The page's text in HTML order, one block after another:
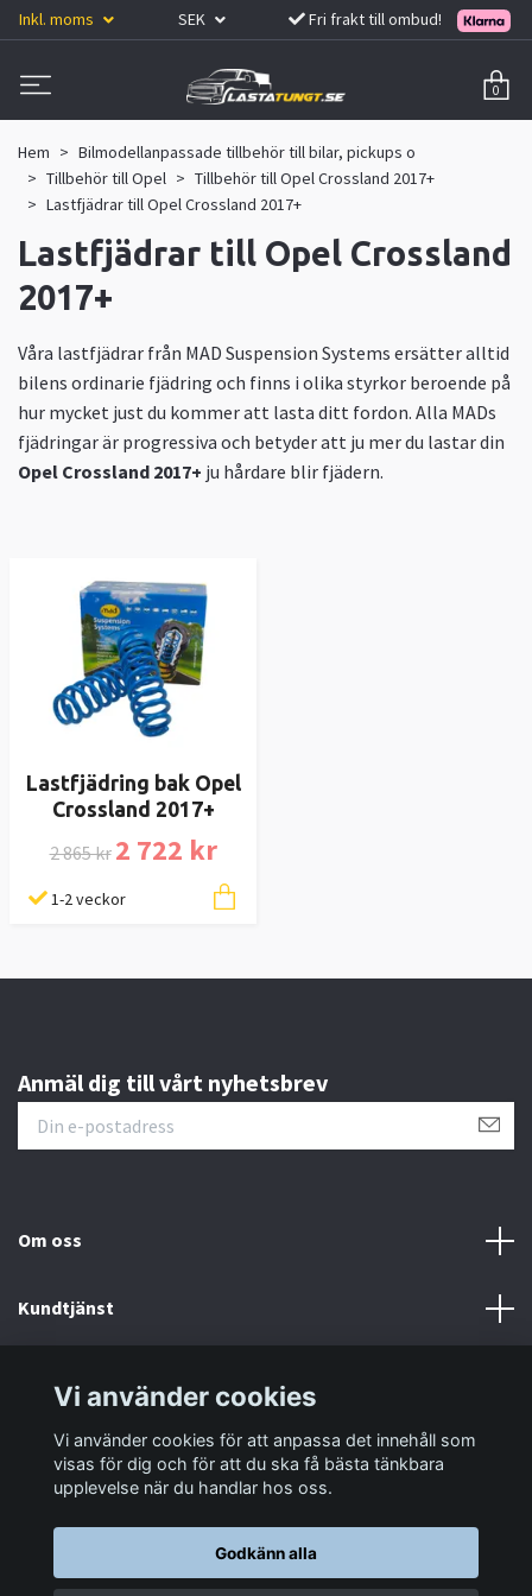
Inkl. moms SEK Fri frakt till ombud!
0
Hem
Bilmodellanpassade tillbehör till bilar, pickups o
Tillbehör till Opel
Tillbehör till Opel Crossland 2017+
Lastfjädrar till Opel Crossland 2017+
Lastfjädrar till Opel Crossland
2017+
Våra lastfjädrar från MAD Suspension Systems ersätter alltid
bilens ordinarie fjädring och finns i olika styrkor beroende på
hur mycket just du kommer att lasta ditt fordon. Alla MADs
fjädringar är progressiva och betyder att ju mer du lastar din
Opel Crossland 2017+ ju hårdare blir fjädern.
Lastfjädring bak Opel
Crossland 2017+
2 865 kr 2 722 kr
1-2 veckor
Anmäl dig till vårt nyhetsbrev
Om oss
Kundtjänst
Sociala medier
Vi använder cookies
Vi använder cookies för att anpassa det innehåll som
visas för dig och för att du ska få bästa tänkbara
upplevelse när du handlar hos oss.
Godkänn alla